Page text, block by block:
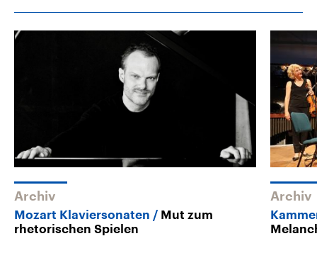
Archiv
Mozart Klaviersonaten
Mut zum
rhetorischen Spielen
Archiv